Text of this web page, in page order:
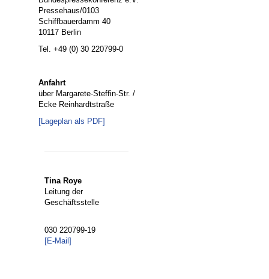
Pressehaus/0103
Schiffbauerdamm 40
10117 Berlin
Tel. +49 (0) 30 220799-0
Anfahrt
über Margarete-Steffin-Str. /
Ecke Reinhardtstraße
[Lageplan als PDF]
Tina Roye
Leitung der
Geschäftsstelle
030 220799-19
[E-Mail]